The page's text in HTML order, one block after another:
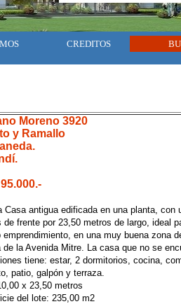
CREDITOS
Moreno 3920
y Ramallo
Casa antigua edificada en una planta, con
de frente por 23,50 metros de largo, ideal
emprendimiento, en una muy buena zona
de la Avenida Mitre. La casa que no se
tiene: estar, 2 dormitorios, cocina,
patio, galpón y terraza.
x 23,50 metros
del lote: 235,00 m2